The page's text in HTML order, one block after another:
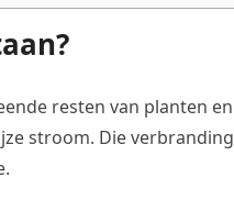
resten van planten en
stroom. Die verbranding